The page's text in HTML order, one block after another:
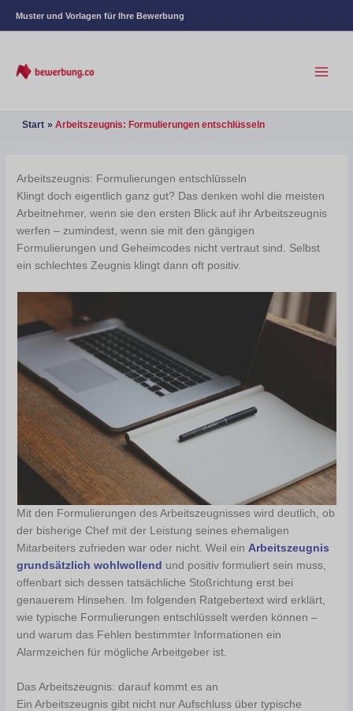
Muster und Vorlagen für Ihre Bewerbung
Start Arbeitszeugnis: Formulierungen entschlüsseln
Arbeitszeugnis: Formulierungen entschlüsseln
Klingt doch eigentlich ganz gut? Das denken wohl die meisten
Arbeitnehmer, wenn sie den ersten Blick auf ihr Arbeitszeugnis
werfen – zumindest, wenn sie mit den gängigen
Formulierungen und Geheimcodes nicht vertraut sind. Selbst
ein schlechtes Zeugnis klingt dann oft positiv.
Mit den Formulierungen des Arbeitszeugnisses wird deutlich, ob
der bisherige Chef mit der Leistung seines ehemaligen
Mitarbeiters zufrieden war oder nicht. Weil ein Arbeitszeugnis
grundsätzlich wohlwollend und positiv formuliert sein muss,
offenbart sich dessen tatsächliche Stoßrichtung erst bei
genauerem Hinsehen. Im folgenden Ratgebertext wird erklärt,
wie typische Formulierungen entschlüsselt werden können –
und warum das Fehlen bestimmter Informationen ein
Alarmzeichen für mögliche Arbeitgeber ist.
Das Arbeitszeugnis: darauf kommt es an
Ein Arbeitszeugnis gibt nicht nur Aufschluss über typische